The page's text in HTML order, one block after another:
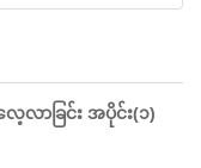
လာခြင်း အပိုင်း(၁)